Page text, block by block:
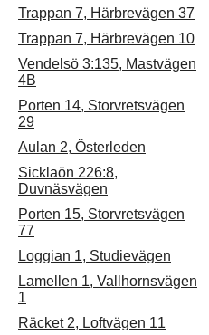
Trappan 7, Härbrevägen 37
Trappan 7, Härbrevägen 10
Vendelsö 3:135, Mastvägen
4B
Porten 14, Storvretsvägen
29
Aulan 2, Österleden
Sicklaön 226:8,
Duvnäsvägen
Porten 15, Storvretsvägen
77
Loggian 1, Studievägen
Lamellen 1, Vallhornsvägen
1
Räcket 2, Loftvägen 11